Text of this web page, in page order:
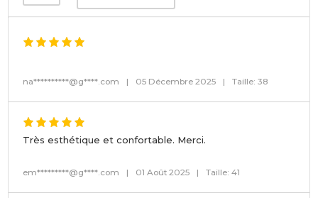
na**********@g****.com | 05 Décembre 2025 | Taille: 38
Très esthétique et confortable. Merci.
em*********@g****.com | 01 Août 2025 | Taille: 41